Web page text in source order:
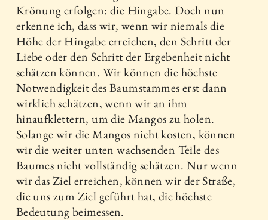
Krönung erfolgen: die Hingabe. Doch nun
erkenne ich, dass wir, wenn wir niemals die
Höhe der Hingabe erreichen, den Schritt der
Liebe oder den Schritt der Ergebenheit nicht
schätzen können. Wir können die höchste
Notwendigkeit des Baumstammes erst dann
wirklich schätzen, wenn wir an ihm
hinaufklettern, um die Mangos zu holen.
Solange wir die Mangos nicht kosten, können
wir die weiter unten wachsenden Teile des
Baumes nicht vollständig schätzen. Nur wenn
wir das Ziel erreichen, können wir der Straße,
die uns zum Ziel geführt hat, die höchste
Bedeutung beimessen.